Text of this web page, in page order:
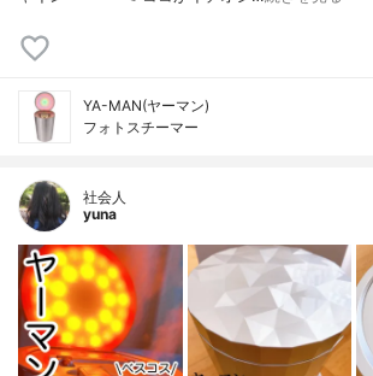
YA-MAN(ヤーマン)
フォトスチーマー
社会人
yuna